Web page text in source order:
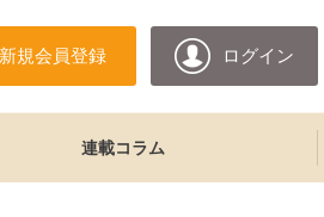
新規会員登録 ログイン
連載コラム